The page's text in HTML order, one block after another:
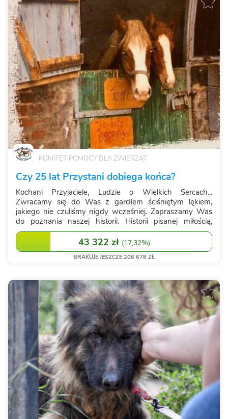
KOMITET POMOCY DLA ZWIERZĄT
Czy 25 lat Przystani dobiega końca?
Kochani Przyjaciele, Ludzie o Wielkich Sercach...
Zwracamy się do Was z gardłem ściśniętym lękiem,
jakiego nie czuliśmy nigdy wcześniej. Zapraszamy Was
do poznania naszej historii. Historii pisanej miłością,
nieprzespanymi nocami i walką o każde bezbronne
istnienie. W wolnej chwili przeczytajcie,...
43 322 zł (17,32%)
BRAKUJE JESZCZE 206 678 ZŁ